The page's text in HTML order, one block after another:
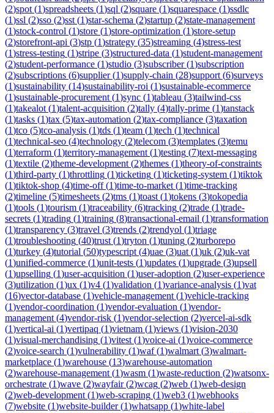
(2)spot (1)spreadsheets (1)sql (2)square (1)squarespace (1)ssdlc
(1)ssl (2)sso (2)sst (1)star-schema (2)startup (2)state-management
(1)stock-control (1)store (1)store-optimization (1)store-setup
(2)storefront-api (3)stp (1)strategy (35)streaming (4)stress-test
(1)stress-testing (1)stripe (3)structured-data (1)student-management
(2)student-performance (1)studio (3)subscriber(1)subscription
(2)subscriptions (6)supplier(1)supply-chain (28)support (6)surveys
(1)sustainability (14)sustainability-roi (1)sustainable-ecommerce
(1)sustainable-procurement (1)sync (1)tableau (3)tailwind-css
(1)takealot (1)talent-acquisition (2)tally (4)tally-prime (1)tanstack
(1)tasks (1)tax (5)tax-automation (2)tax-compliance (3)taxation
(1)tco (5)tco-analysis (1)tds (1)team (1)tech (1)technical
(1)technical-seo (4)technology (2)telecom (3)templates (3)temu
(1)terraform (1)territory-management (1)testing (7)text-messaging
(1)textile (2)theme-development (2)themes (1)theory-of-constraints
(1)third-party (1)throttling (1)ticketing (1)ticketing-system (1)tiktok
(1)tiktok-shop (4)time-off(1)time-to-market (1)time-tracking
(2)timeline (5)timesheets (2)tms (1)toast (1)tokens (3)tokopedia
(1)tools (1)tourism (1)traceability (6)tracking (2)trade (1)trade-
secrets (1)trading (1)training (8)transactional-email (1)transformation
(1)transparency (3)travel (3)trends (2)trendyol (1)triage
(1)troubleshooting (40)trust (1)tryton (1)tuning (2)turborepo
(1)turkey (4)tutorial (50)typescript (4)uae (3)uat (1)uk (2)uk-vat
(1)unified-commerce (1)unit-tests (1)updates (1)upgrade (3)upsell
(1)upselling (1)user-acquisition (1)user-adoption (2)user-experience
(3)utilization (1)ux (1)v4 (1)validation (1)variance-analysis (1)vat
(16)vector-database (1)vehicle-management (1)vehicle-tracking
(1)vendor-coordination (1)vendor-evaluation (1)vendor-
management (4)vendor-risk (1)vendor-selection (2)vercel-ai-sdk
(1)vertical-ai (1)vertipaq (1)vietnam (1)views (1)vision-2030
(1)visual-merchandising (1)vitest (1)voice-ai (1)voice-commerce
(2)voice-search (1)vulnerability (1)waf(1)walmart (3)walmart-
marketplace (1)warehouse (13)warehouse-automation
(2)warehouse-management (1)wasm (1)waste-reduction (2)watsonx-
orchestrate (1)wave (2)wayfair(2)wcag (2)web (1)web-design
(2)web-development (1)web-scraping (1)web3 (1)webhooks
(7)website (1)website-builder(1)whatsapp (1)white-label